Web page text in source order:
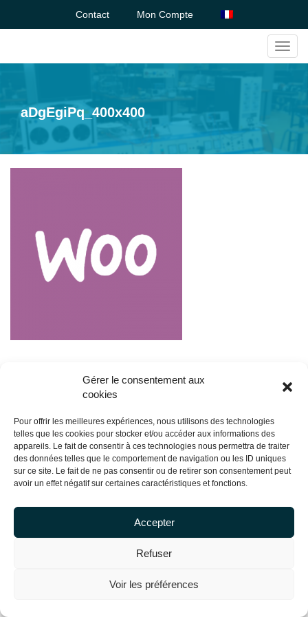
Gérer le consentement aux
cookies
Pour offrir les meilleures expériences, nous utilisons des technologies
telles que les cookies pour stocker et/ou accéder aux informations des
appareils. Le fait de consentir à ces technologies nous permettra de traiter
des données telles que le comportement de navigation ou les ID uniques
sur ce site. Le fait de ne pas consentir ou de retirer son consentement peut
avoir un effet négatif sur certaines caractéristiques et fonctions.
Accepter
Refuser
Voir les préférences
Contact Mon Compte
aDgEgiPq_400x400
Copyright Centrale Innovation © 2026 |